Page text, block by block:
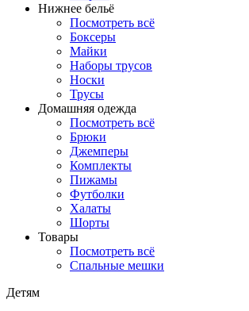
Нижнее бельё
Посмотреть всё
Боксеры
Майки
Наборы трусов
Носки
Трусы
Домашняя одежда
Посмотреть всё
Брюки
Джемперы
Комплекты
Пижамы
Футболки
Халаты
Шорты
Товары
Посмотреть всё
Спальные мешки
Детям